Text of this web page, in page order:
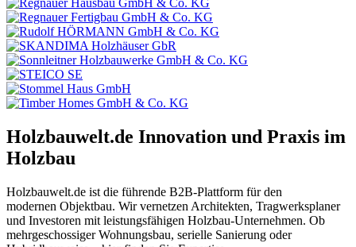
Holzbauwelt.de Innovation und Praxis im
Holzbau
Holzbauwelt.de ist die führende B2B-Plattform für den
modernen Objektbau. Wir vernetzen Architekten, Tragwerksplaner
und Investoren mit leistungsfähigen Holzbau-Unternehmen. Ob
mehrgeschossiger Wohnungsbau, serielle Sanierung oder